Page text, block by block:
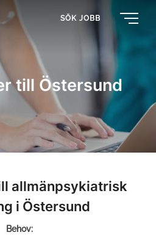
SÖK JOBB
till Östersund
allmänpsykiatrisk
i Östersund
Behov: